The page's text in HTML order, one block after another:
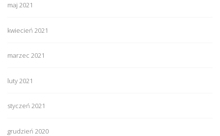
maj 2021
kwiecień 2021
marzec 2021
luty 2021
styczeń 2021
grudzień 2020